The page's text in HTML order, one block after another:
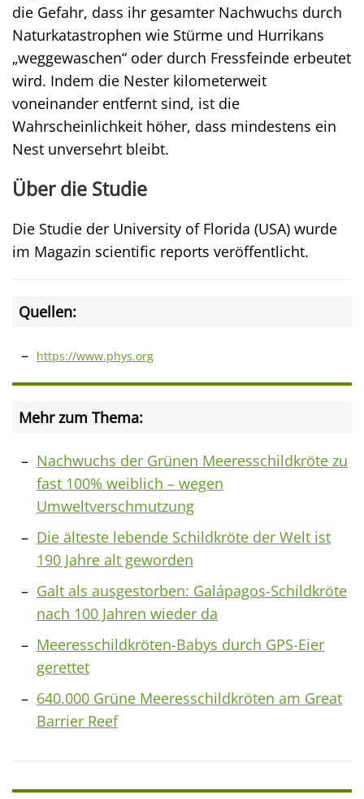
die Gefahr, dass ihr gesamter Nachwuchs durch
Naturkatastrophen wie Stürme und Hurrikans
„weggewaschen“ oder durch Fressfeinde erbeutet
wird. Indem die Nester kilometerweit
voneinander entfernt sind, ist die
Wahrscheinlichkeit höher, dass mindestens ein
Nest unversehrt bleibt.
Über die Studie
Die Studie der University of Florida (USA) wurde
im Magazin scientific reports veröffentlicht.
Quellen:
https://www.phys.org
Mehr zum Thema:
Nachwuchs der Grünen Meeresschildkröte zu
fast 100% weiblich – wegen
Umweltverschmutzung
Die älteste lebende Schildkröte der Welt ist
190 Jahre alt geworden
Galt als ausgestorben: Galápagos-Schildkröte
nach 100 Jahren wieder da
Meeresschildkröten-Babys durch GPS-Eier
gerettet
640.000 Grüne Meeresschildkröten am Great
Barrier Reef